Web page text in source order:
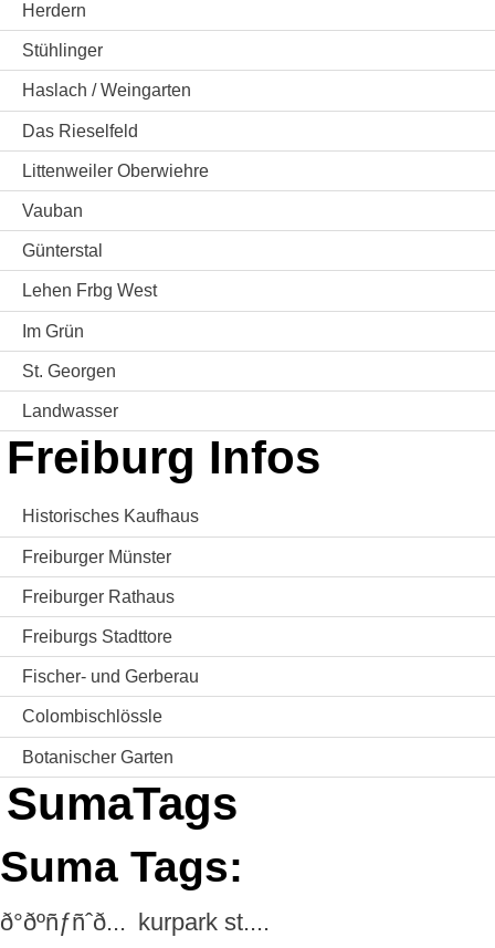
Herdern
Stühlinger
Haslach / Weingarten
Das Rieselfeld
Littenweiler Oberwiehre
Vauban
Günterstal
Lehen Frbg West
Im Grün
St. Georgen
Landwasser
Freiburg Infos
Historisches Kaufhaus
Freiburger Münster
Freiburger Rathaus
Freiburgs Stadttore
Fischer- und Gerberau
Colombischlössle
Botanischer Garten
SumaTags
Suma Tags:
ð°ðºñƒñˆð... kurpark st....